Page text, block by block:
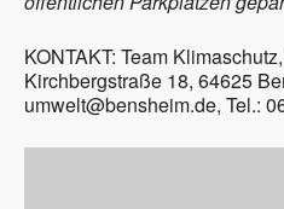
KONTAKT: Team
Kirchbergstraße 18, 64625
umwelt@bensheim.de, Tel.: